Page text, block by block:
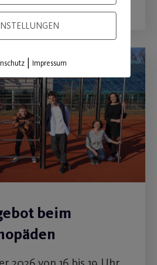
beim
|Impressum